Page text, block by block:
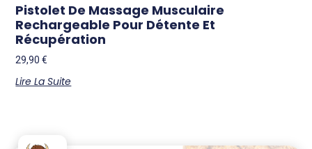
Pistolet De Massage Musculaire
Rechargeable Pour Détente Et
Récupération
29,90€
Lire La Suite